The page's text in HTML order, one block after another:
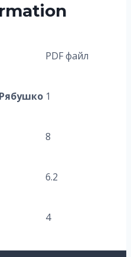
PDF файл
1
8
6.2
4